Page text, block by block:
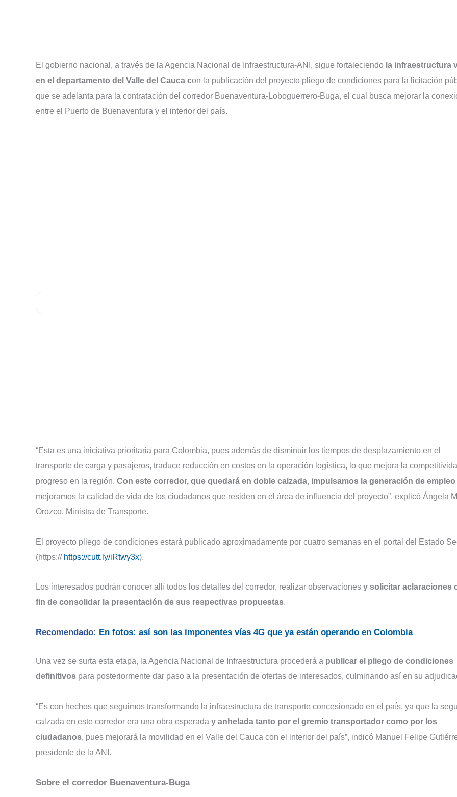
El gobierno nacional, a través de la Agencia Nacional de Infraestructura-ANI, sigue fortaleciendo la infraestructura
en el departamento del Valle del Cauca con la publicación del proyecto pliego de condiciones para la licitación
que se adelanta para la contratación del corredor Buenaventura-Loboguerrero-Buga, el cual busca mejorar la
entre el Puerto de Buenaventura y el interior del país.
“Esta es una iniciativa prioritaria para Colombia, pues además de disminuir los tiempos de desplazamiento en el
transporte de carga y pasajeros, traduce reducción en costos en la operación logística, lo que mejora la
progreso en la región. Con este corredor, que quedará en doble calzada, impulsamos la generación de empleo
mejoramos la calidad de vida de los ciudadanos que residen en el área de influencia del proyecto”, explicó Ángela
Orozco, Ministra de Transporte.
El proyecto pliego de condiciones estará publicado aproximadamente por cuatro semanas en el portal del Estado
(https:// https://cutt.ly/iRtwy3x).
Los interesados podrán conocer allí todos los detalles del corredor, realizar observaciones y solicitar aclaraciones
fin de consolidar la presentación de sus respectivas propuestas.
Recomendado: En fotos: así son las imponentes vías 4G que ya están operando en Colombia
Una vez se surta esta etapa, la Agencia Nacional de Infraestructura procederá a publicar el pliego de condiciones
definitivos para posteriormente dar paso a la presentación de ofertas de interesados, culminando así en su
“Es con hechos que seguimos transformando la infraestructura de transporte concesionado en el país, ya que la
calzada en este corredor era una obra esperada y anhelada tanto por el gremio transportador como por los
ciudadanos, pues mejorará la movilidad en el Valle del Cauca con el interior del país”, indicó Manuel Felipe
presidente de la ANI.
Sobre el corredor Buenaventura-Buga